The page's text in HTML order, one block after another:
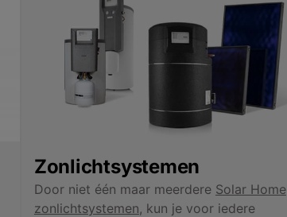
Zonlichtsystemen
Door niet één maar meerdere Solar Home
zonlichtsystemen, kun je voor iedere